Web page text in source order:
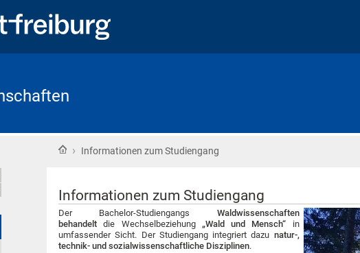
Startseite
› Informationen zum Studiengang
Informationen zum Studiengang
Der Bachelor-Studiengangs Waldwissenschaften
behandeltdie Wechselbeziehung „Wald und Mensch“ in
umfassender Sicht. Der Studiengang integriert dazu natur-,
technik- und sozialwissenschaftliche Disziplinen.